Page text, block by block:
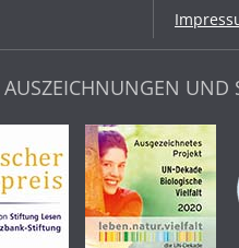
AUSZEICHNUNGEN UND